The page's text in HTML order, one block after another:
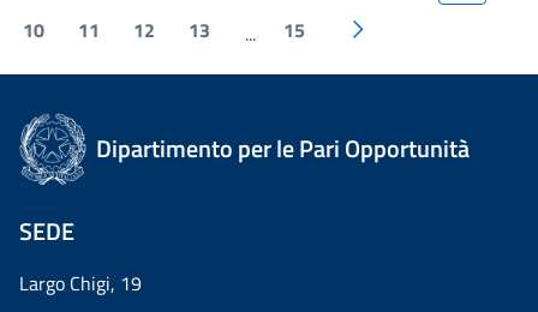
10
11 12 13 ... 15
Dipartimento per le Pari Opportunità
SEDE
Largo Chigi, 19